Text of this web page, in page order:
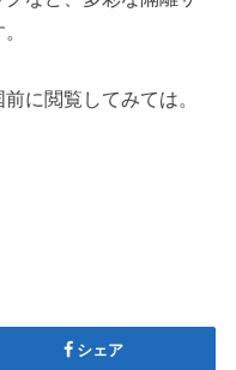
に閲覧してみては。
シェア